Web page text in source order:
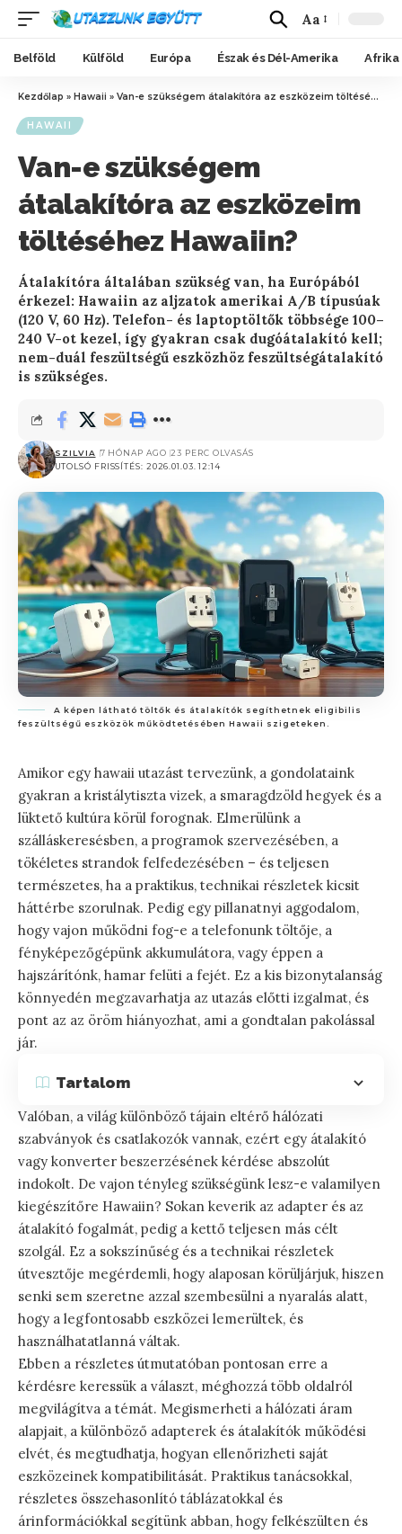
Aa
Belföld Külföld Európa Észak és Dél-Amerika Afrika
Kezdőlap » Hawaii » Van-e szükségem átalakítóra az eszközeim töltéséhez Hawaiin?
HAWAII
Van-e szükségem
átalakítóra az eszközeim
töltéséhez Hawaiin?
Átalakítóra általában szükség van, ha Európából
érkezel: Hawaiin az aljzatok amerikai A/B típusúak
(120 V, 60 Hz). Telefon- és laptoptöltők többsége 100–
240 V-ot kezel, így gyakran csak dugóátalakító kell;
nem-duál feszültségű eszközhöz feszültségátalakító
is szükséges.
UTOLSÓ FRISSÍTÉS: 2026.01.03. 12:14
SZILVIA 7 HÓNAP AGO 23 PERC OLVASÁS
A képen látható töltők és átalakítók segíthetnek eligibilis
feszültségű eszközök működtetésében Hawaii szigeteken.
Amikor egy hawaii utazást tervezünk, a gondolataink
gyakran a kristálytiszta vizek, a smaragdzöld hegyek és a
lüktető kultúra körül forognak. Elmerülünk a
szálláskeresésben, a programok szervezésében, a
tökéletes strandok felfedezésében – és teljesen
természetes, ha a praktikus, technikai részletek kicsit
háttérbe szorulnak. Pedig egy pillanatnyi aggodalom,
hogy vajon működni fog-e a telefonunk töltője, a
fényképezőgépünk akkumulátora, vagy éppen a
hajszárítónk, hamar felüti a fejét. Ez a kis bizonytalanság
könnyedén megzavarhatja az utazás előtti izgalmat, és
pont az az öröm hiányozhat, ami a gondtalan pakolással
jár.
Tartalom
Valóban, a világ különböző tájain eltérő hálózati
szabványok és csatlakozók vannak, ezért egy átalakító
vagy konverter beszerzésének kérdése abszolút
indokolt. De vajon tényleg szükségünk lesz-e valamilyen
kiegészítőre Hawaiin? Sokan keverik az adapter és az
átalakító fogalmát, pedig a kettő teljesen más célt
szolgál. Ez a sokszínűség és a technikai részletek
útvesztője megérdemli, hogy alaposan körüljárjuk, hiszen
senki sem szeretne azzal szembesülni a nyaralás alatt,
hogy a legfontosabb eszközei lemerültek, és
használhatatlanná váltak.
Ebben a részletes útmutatóban pontosan erre a
kérdésre keressük a választ, méghozzá több oldalról
megvilágítva a témát. Megismerheti a hálózati áram
alapjait, a különböző adapterek és átalakítók működési
elvét, és megtudhatja, hogyan ellenőrizheti saját
eszközeinek kompatibilitását. Praktikus tanácsokkal,
részletes összehasonlító táblázatokkal és
árinformációkkal segítünk abban, hogy felkészülten és